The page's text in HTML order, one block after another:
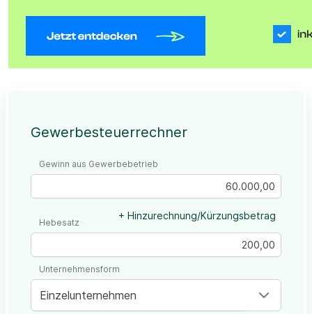
Gewerbesteuerrechner
Gewinn aus Gewerbebetrieb
+ Hinzurechnung/Kürzungsbetrag
Hebesatz
Einzelunternehmen
Unternehmensform